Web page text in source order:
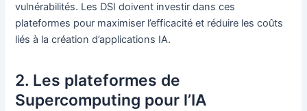
vulnérabilités. Les DSI doivent investir dans ces
plateformes pour maximiser l’efficacité et réduire les coûts
liés à la création d’applications IA.
2. Les plateformes de
Supercomputing pour l’IA